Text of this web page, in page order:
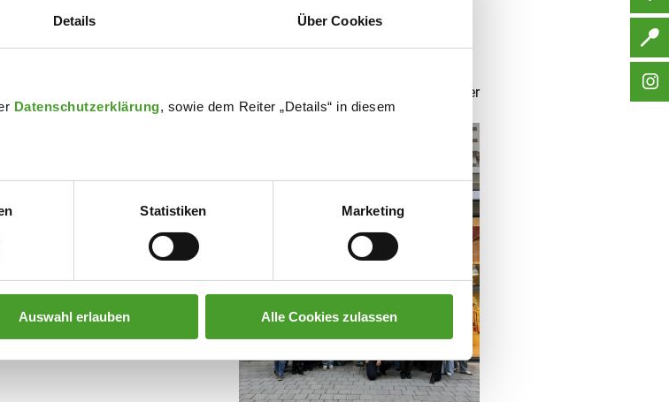
Details Über Cookies
Datenschutzerklärung, sowie dem Reiter „Details“ in diesem
Statistiken Marketing
Auswahl erlauben Alle Cookies zulassen
sich Forschung, Wissen und Haltung weiterentwickeln. Ein spannender
unseres heutigen Verständnisses von psychischer Gesundheit
Simone Wallner